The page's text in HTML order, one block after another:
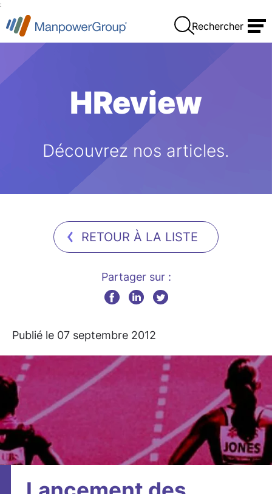
:
Rechercher
HReview
Découvrez nos articles.
RETOUR À LA LISTE
Partager sur :
Publié le 07 septembre 2012